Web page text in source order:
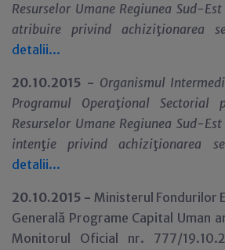
Resurselor Umane Regiunea Sud-
atribuire privind achiziţionarea
detalii...
20.10.2015 - Organismul
Programul Operaţional Sectorial
Resurselor Umane Regiunea Sud-
intenţie privind achiziţionarea
detalii...
20.10.2015 - Ministerul Fondurilor
Generală Programe Capital Uman
Monitorul Oficial nr. 777/